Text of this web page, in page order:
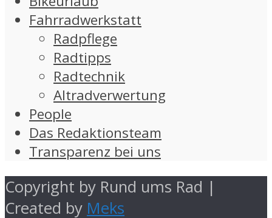
Fahrradwerkstatt
Radpflege
Radtipps
Radtechnik
Altradverwertung
People
Das Redaktionsteam
Transparenz bei uns
Copyright by Rund ums Rad |
Created by Meks